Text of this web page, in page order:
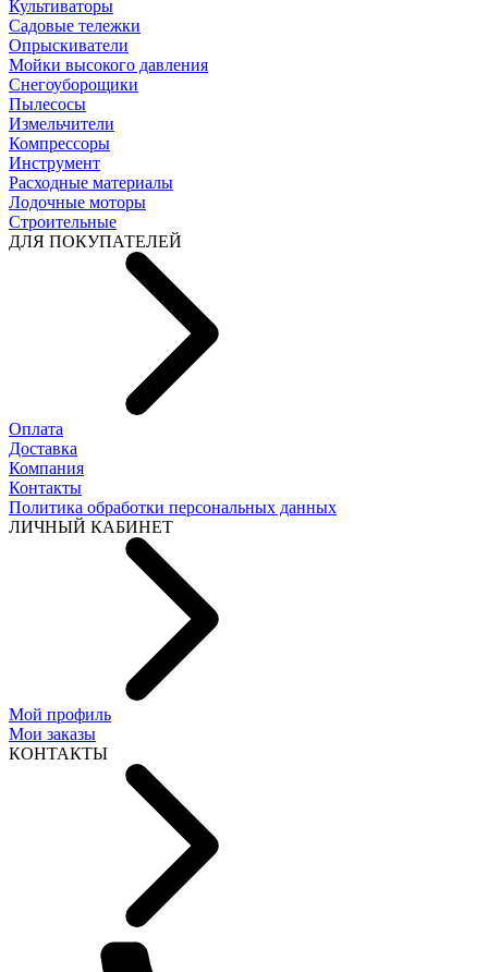
Культиваторы
Садовые тележки
Опрыскиватели
Мойки высокого давления
Снегоуборощики
Пылесосы
Измельчители
Компрессоры
Инструмент
Расходные материалы
Лодочные моторы
Строительные
ДЛЯ ПОКУПАТЕЛЕЙ
Оплата
Доставка
Компания
Контакты
Политика обработки персональных данных
ЛИЧНЫЙ КАБИНЕТ
Мой профиль
Мои заказы
КОНТАКТЫ